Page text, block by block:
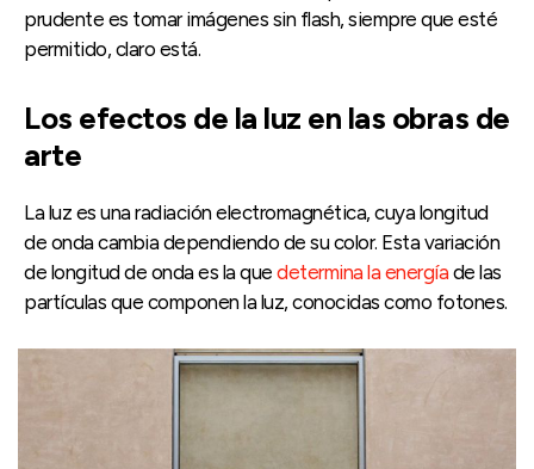
prudente es tomar imágenes sin flash, siempre que esté
permitido, claro está.
Los efectos de la luz en las obras de
arte
La luz es una radiación electromagnética, cuya longitud
de onda cambia dependiendo de su color. Esta variación
de longitud de onda es la que determina la energía de las
partículas que componen la luz, conocidas como fotones.